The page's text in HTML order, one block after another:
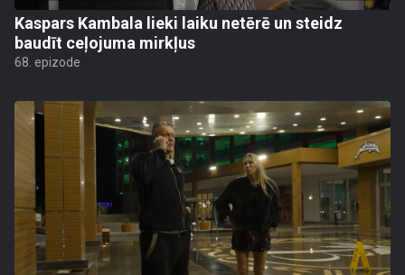
Kaspars Kambala lieki laiku netērē un steidz
baudīt ceļojuma mirkļus
68. epizode